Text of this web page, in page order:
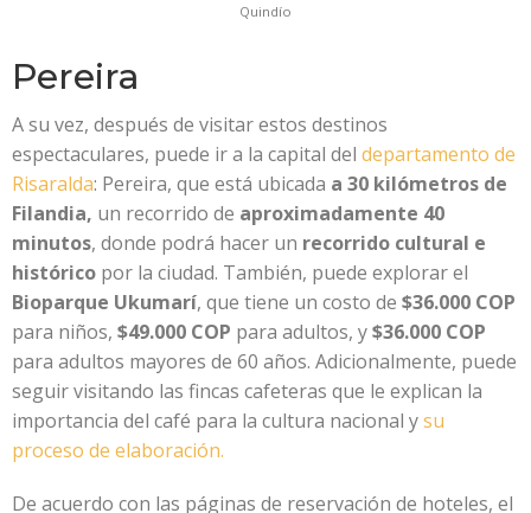
Quindío
Pereira
A su vez, después de visitar estos destinos
espectaculares, puede ir a la capital del departamento de
Risaralda: Pereira, que está ubicada a 30 kilómetros de
Filandia, un recorrido de aproximadamente 40
minutos, donde podrá hacer un recorrido cultural e
histórico por la ciudad. También, puede explorar el
Bioparque Ukumarí, que tiene un costo de $36.000 COP
para niños, $49.000 COP para adultos, y$36.000 COP
para adultos mayores de 60 años. Adicionalmente, puede
seguir visitando las fincas cafeteras que le explican la
importancia del café para la cultura nacional ysu
proceso de elaboración.
De acuerdo con las páginas de reservación de hoteles, el